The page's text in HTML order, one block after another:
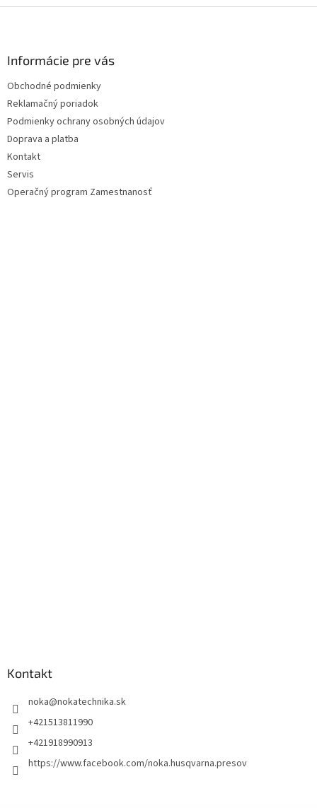
Informácie pre vás
Obchodné podmienky
Reklamačný poriadok
Podmienky ochrany osobných údajov
Doprava a platba
Kontakt
Servis
Operačný program Zamestnanosť
Kontakt
noka@nokatechnika.sk
+421513811990
+421918990913
https://www.facebook.com/noka.husqvarna.presov